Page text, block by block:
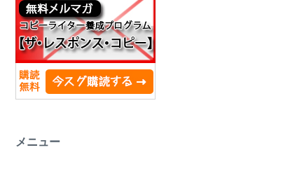
メニュー